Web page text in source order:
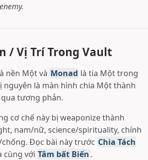
/ Vị Trí Trong Vault
nền Một và Monad là tia Một trong
nguyên là màn hình chia Một thành
tương phản.
cơ chế này bị weaponize thành
nam/nữ, science/spirituality, chính
Đọc bài này trước Chia Tách
cùng với Tâm bất Biến.